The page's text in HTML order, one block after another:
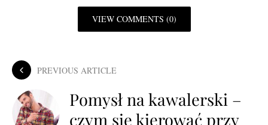
VIEW COMMENTS (0)
PREVIOUS ARTICLE
Pomysł na kawalerski –
czym się kierować przy